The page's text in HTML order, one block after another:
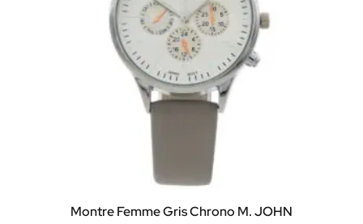
Montre Femme Gris Chrono M. JOHN